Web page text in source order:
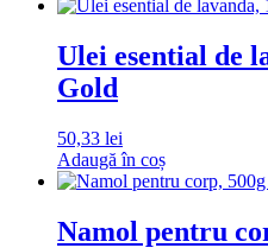
Ulei esential de
Gold
50,33 lei
Adaugă în coș
Namol pentru